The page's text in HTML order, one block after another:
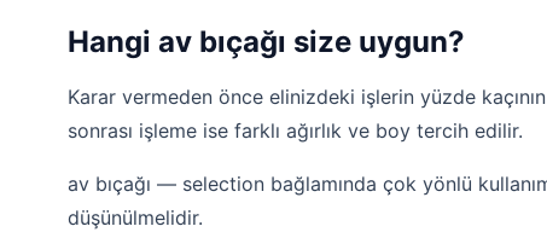
Hangi av bıçağı size uygun?
Karar vermeden önce elinizdeki işlerin yüzde
sonrası işleme ise farklı ağırlık ve boy tercih edilir.
av bıçağı — selection bağlamında çok yönlü
düşünülmelidir.